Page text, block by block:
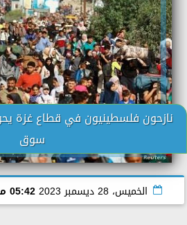
نازحون فلسطينيون في قطاع غزة
سوق
الخميس، 28 ديسمبر 2023 05:42 مـ